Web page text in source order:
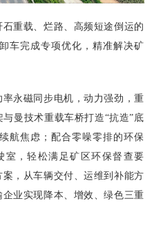
重载、烂路、高频短途倒运的
车完成专项优化，精准解决矿
永磁同步电机，动力强劲，重
曼技术重载车桥打造“抗造”底
航焦虑；配合零噪零排的环保
室，轻松满足矿区环保督查要
，从车辆交付、运维到补能方
业实现降本、增效、绿色三重